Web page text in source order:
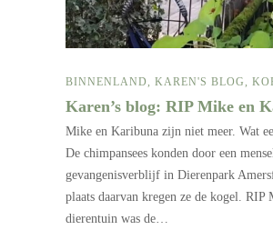
BINNENLAND KAREN'S BLOG
Karen’s blog: RIP Mike en
Mike en Karibuna zijn niet meer. Wat
De chimpansees konden door een
gevangenisverblijf in Dierenpark
plaats daarvan kregen ze de kogel. RIP
dierentuin was de…